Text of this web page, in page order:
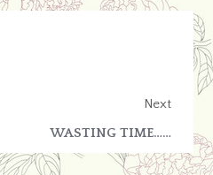
Next
WASTING TIME……